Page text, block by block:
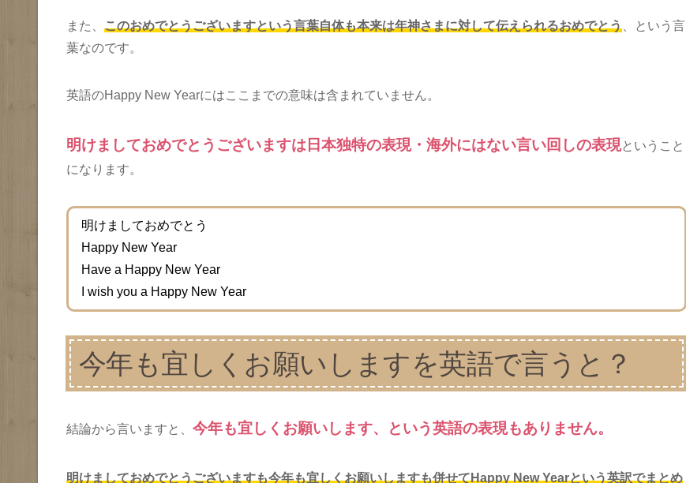
また、 このおめでとうございますという言葉自体も本来は年神さまに対して伝えられるおめでとう 、という言
葉なのです。
英語のHappy New Yearにはここまでの意味は含まれていません。
明けましておめでとうございますは日本独特の表現・海外にはない言い回しの表現ということ
になります。
明けましておめでとう
Happy New Year
Have a Happy New Year
I wish you a Happy New Year
今年も宜しくお願いしますを英語で言うと？
結論から言いますと、 今年も宜しくお願いします、という英語の表現もありません。
明けましておめでとうございますも今年も宜しくお願いしますも併せてHappy New Yearという英訳でまとめ